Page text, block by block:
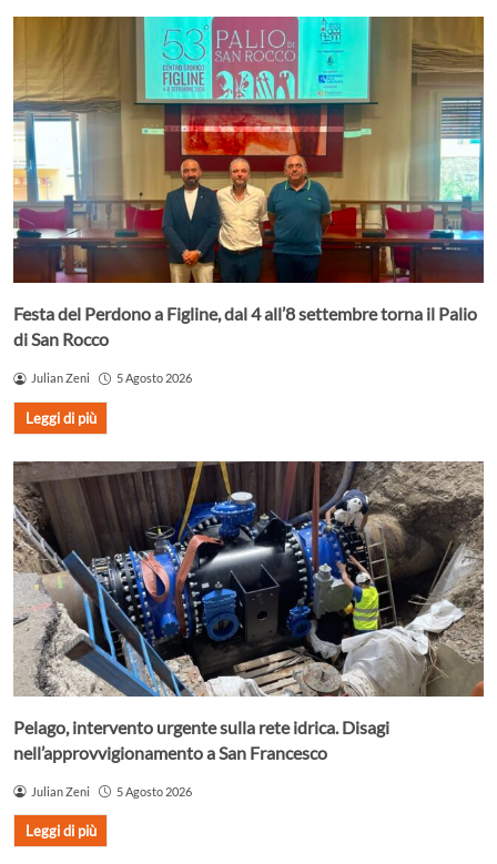
Festa del Perdono a Figline, dal 4 all’8 settembre torna il Palio
di San Rocco
Julian Zeni 5 Agosto 2026
Leggi di più
Pelago, intervento urgente sulla rete idrica. Disagi
nell’approvvigionamento a San Francesco
Julian Zeni 5 Agosto 2026
Leggi di più